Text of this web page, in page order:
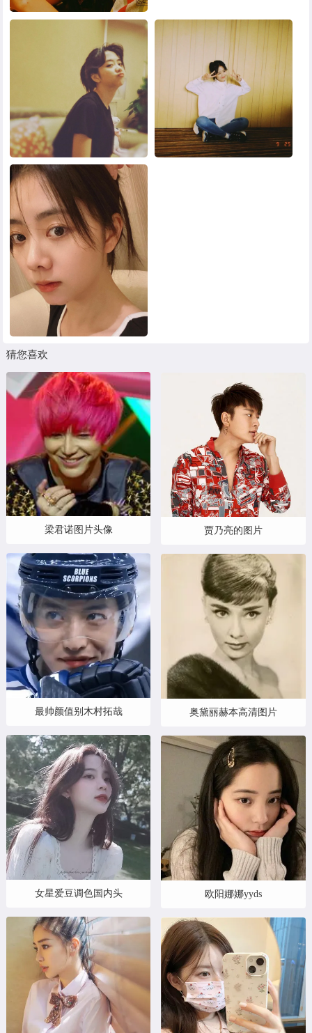
猜您喜欢
梁君诺图片头像
最帅颜值别木村拓哉
女星爱豆调色国内头
贾乃亮的图片
奥黛丽赫本高清图片
欧阳娜娜yyds